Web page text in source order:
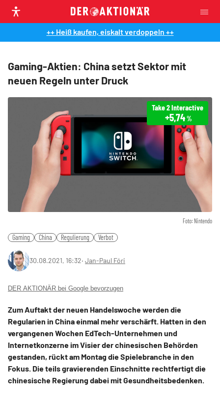
++ Heiß kaufen, eiskalt verdoppeln ++
Gaming-Aktien: China setzt Sektor mit
neuen Regeln unter Druck
Foto: Nintendo
Take 2 Interactive
+5,74%
Gaming China Regulierung Verbot
30.08.2021, 16:32‧ Jan-Paul Fóri
DER AKTIONÄR bei Google bevorzugen
Zum Auftakt der neuen Handelswoche werden die
Regularien in China einmal mehr verschärft. Hatten in den
vergangenen Wochen EdTech-Unternehmen und
Internetkonzerne im Visier der chinesischen Behörden
gestanden, rückt am Montag die Spielebranche in den
Fokus. Die teils gravierenden Einschnitte rechtfertigt die
chinesische Regierung dabei mit Gesundheitsbedenken.